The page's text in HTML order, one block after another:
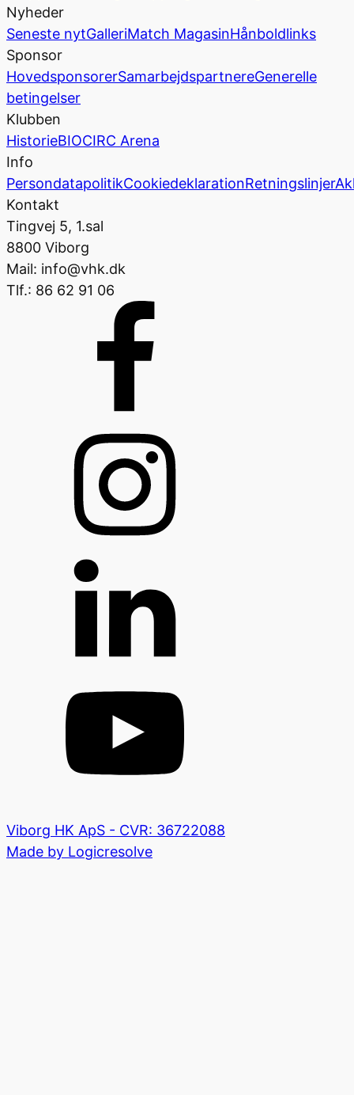
Nyheder
Seneste nytGalleriMatch MagasinHånboldlinks
Sponsor
HovedsponsorerSamarbejdspartnereGenerelle
betingelser
Klubben
HistorieBIOCIRC Arena
Info
PersondatapolitikCookiedeklarationRetningslinjer
Kontakt
Tingvej 5, 1.sal
8800 Viborg
Mail: info@vhk.dk
Tlf.: 86 62 91 06
Viborg HK ApS - CVR: 36722088
Made by Logicresolve